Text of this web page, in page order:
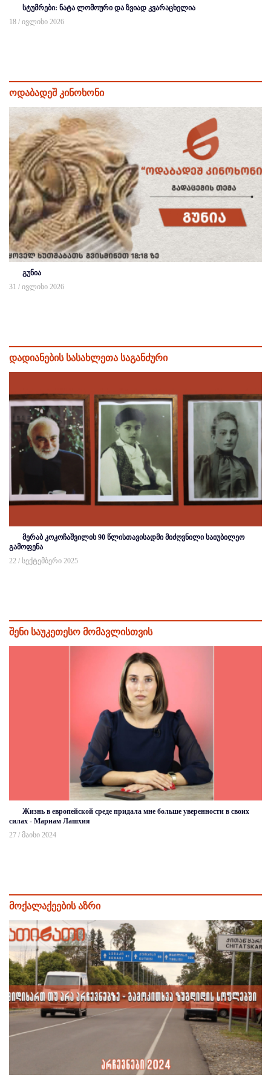
სტუმრები: ნატა ლომოური და ზვიად კვარაცხელია
18 / ივლისი 2026
ოდაბადეშ კინოხონი
გუნია
31 / ივლისი 2026
დადიანების სასახლეთა საგანძური
მერაბ კოკოჩაშვილის 90 წლისთავისადმი მიძღვნილი საიუბილეო
გამოფენა
22 / სექტემბერი 2025
შენი საუკეთესო მომავლისთვის
Жизнь в европейской среде придала мне больше уверенности в своих
силах - Мариам Лашхия
27 / მაისი 2024
მოქალაქეების აზრი